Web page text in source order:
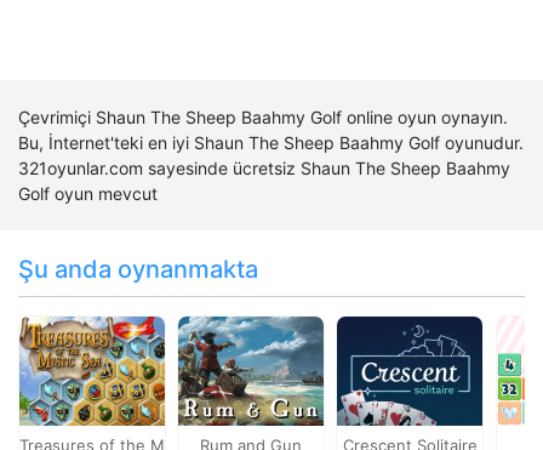
Çevrimiçi Shaun The Sheep Baahmy Golf online oyun oynayın.
Bu, İnternet'teki en iyi Shaun The Sheep Baahmy Golf oyunudur.
321oyunlar.com sayesinde ücretsiz Shaun The Sheep Baahmy
Golf oyun mevcut
Şu anda oynanmakta
Treasures of the Mystic SeaRum and Gun Crescent Solitaire